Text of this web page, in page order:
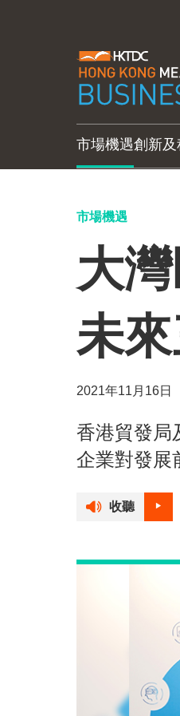
市場機遇創新及
市場機遇
大
未
2021年11月16日
香港貿發局
企業對發展
收聽